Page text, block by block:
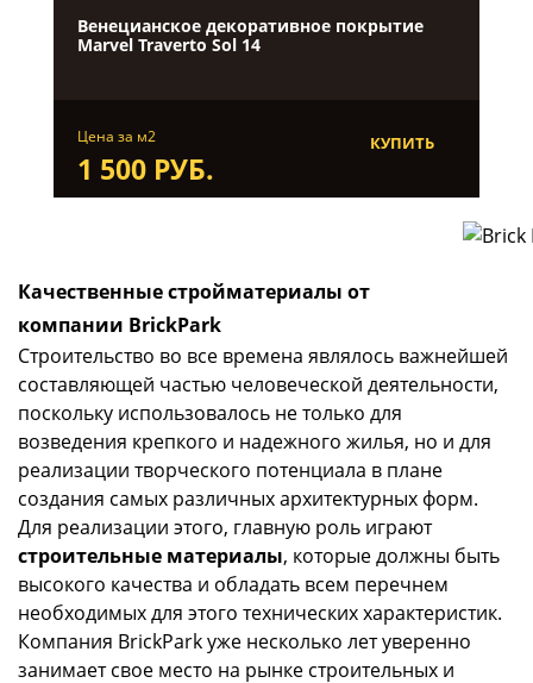
Венецианское декоративное покрытие
Marvel Traverto Sol 14
Цена за м2
1 500 РУБ.
КУПИТЬ
Качественные стройматериалы от
компании BrickPark
Строительство во все времена являлось важнейшей
составляющей частью человеческой деятельности,
поскольку использовалось не только для
возведения крепкого и надежного жилья, но и для
реализации творческого потенциала в плане
создания самых различных архитектурных форм.
Для реализации этого, главную роль играют
строительные материалы, которые должны быть
высокого качества и обладать всем перечнем
необходимых для этого технических характеристик.
Компания BrickPark уже несколько лет уверенно
занимает свое место на рынке строительных и